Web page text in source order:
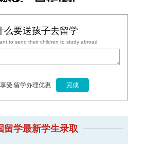
么要送孩子去留学
to send their children to study abroad
受 留学办理优惠
留学最新学生录取